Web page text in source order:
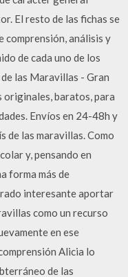
El resto de las fichas se
comprensión, análisis y
de cada uno de los
las Maravillas - Gran
baratos, para
Envíos en 24-48h y
de las maravillas. Como
y, pensando en
forma más de
interesante aportar
como un recurso
en ese
Alicia lo
de las